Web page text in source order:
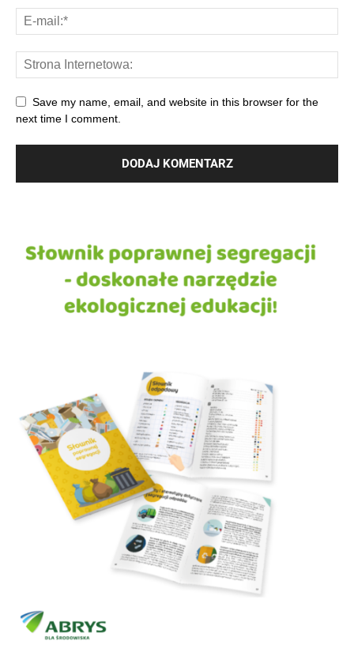
Save my name, email, and website in this browser for the
next time I comment.